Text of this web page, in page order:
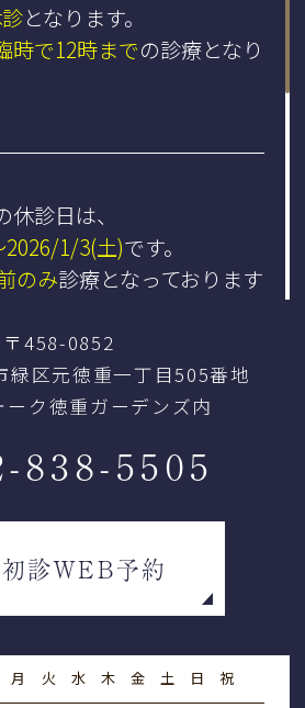
となります。
時で12時までの診療となり
診日は、
1/3(土)です。
のみ診療となっております
知らせです。
)は臨時休診となります。
診となります。
時までの診療となります。
月 火 水 木 金 土 日 祝
〒458-0852
緑区元徳重一丁目505番地
ーク徳重ガーデンズ内
838-5505
初診WEB予約